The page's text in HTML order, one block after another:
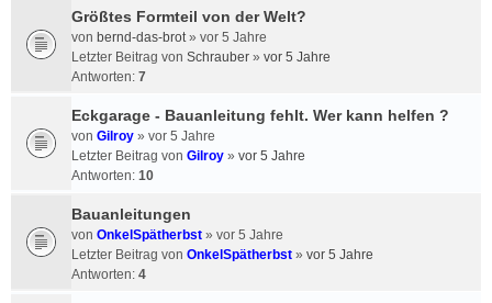
Größtes Formteil von der Welt?
von bernd-das-brot» vor 5 Jahre
Letzter Beitrag von Schrauber » vor 5 Jahre
Antworten: 7
Eckgarage - Bauanleitung fehlt. Wer kann helfen ?
von Gilroy » vor 5 Jahre
Letzter Beitrag von Gilroy » vor 5 Jahre
Antworten: 10
Bauanleitungen
von OnkelSpätherbst » vor 5 Jahre
Letzter Beitrag von OnkelSpätherbst » vor 5 Jahre
Antworten: 4